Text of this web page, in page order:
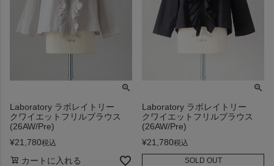
Laboratory ラボレイトリー
クワイエットフリルブラウス
(26AW/Pre)
¥21,780税込
カートに入れる
Laboratory ラボレイトリー
クワイエットフリルブラウス
(26AW/Pre)
¥21,780税込
SOLD OUT